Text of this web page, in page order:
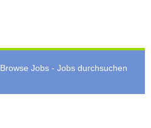
Browse Jobs - Jobs durchsuchen